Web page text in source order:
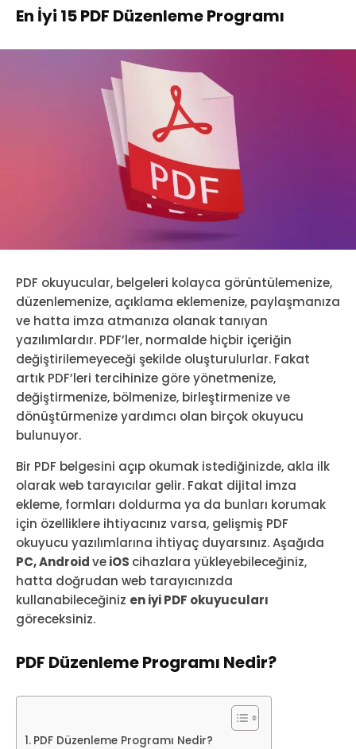
En İyi 15 PDF Düzenleme Programı
PDF okuyucular, belgeleri kolayca görüntülemenize,
düzenlemenize, açıklama eklemenize, paylaşmanıza
ve hatta imza atmanıza olanak tanıyan
yazılımlardır. PDF’ler, normalde hiçbir içeriğin
değiştirilemeyeceği şekilde oluşturulurlar. Fakat
artık PDF’leri tercihinize göre yönetmenize,
değiştirmenize, bölmenize, birleştirmenize ve
dönüştürmenize yardımcı olan birçok okuyucu
bulunuyor.
Bir PDF belgesini açıp okumak istediğinizde, akla ilk
olarak web tarayıcılar gelir. Fakat dijital imza
ekleme, formları doldurma ya da bunları korumak
için özelliklere ihtiyacınız varsa, gelişmiş PDF
okuyucu yazılımlarına ihtiyaç duyarsınız. Aşağıda
PC, AndroidveiOS cihazlara yükleyebileceğiniz,
hatta doğrudan web tarayıcınızda
kullanabileceğiniz en iyi PDF okuyucuları
göreceksiniz.
PDF Düzenleme Programı Nedir?
PDF Düzenleme Programı Nedir?